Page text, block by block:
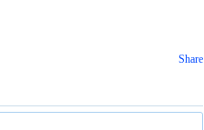
Share